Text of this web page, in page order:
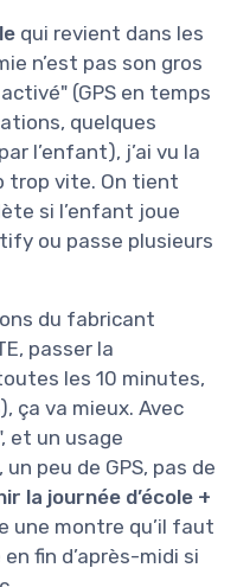
qui revient dans les
n’est pas son gros
(GPS en temps
quelques
l’enfant), j’ai vu la
trop vite. On tient
si l’enfant joue
ou passe plusieurs
du fabricant
passer la
les 10 minutes,
ça va mieux. Avec
et un usage
peu de GPS, pas de
la journée d’école +
une montre qu’il faut
fin d’après-midi si